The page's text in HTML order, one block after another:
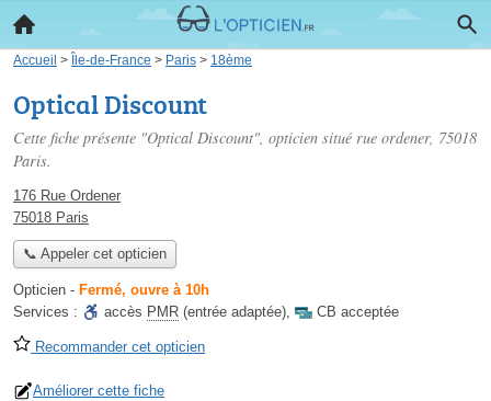
Accueil > Île-de-France > Paris > 18ème
Optical Discount
Cette fiche présente "Optical Discount", opticien situé rue ordener, 75018
Paris.
176 Rue Ordener
75018 Paris
📞 Appeler cet opticien
Opticien - Fermé, ouvre à 10h
Services :
accès PMR (entrée adaptée), CB acceptée
Recommander cet opticien
Améliorer cette fiche